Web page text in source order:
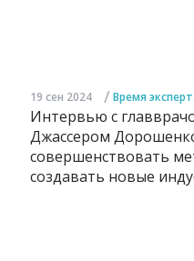
19 сен 2024 / Время
Интервью с
Джассером
совершенствовать
создавать новые